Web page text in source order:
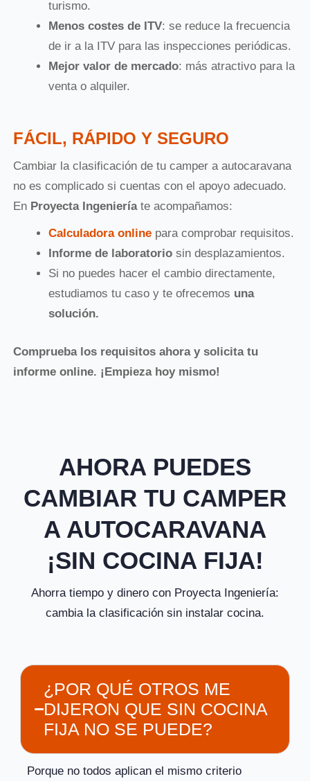
turismo.
Menos costes de ITV: se reduce la frecuencia
de ir a la ITV para las inspecciones periódicas.
Mejor valor de mercado: más atractivo para la
venta o alquiler.
FÁCIL, RÁPIDO Y SEGURO
Cambiar la clasificación de tu camper a autocaravana
no es complicado si cuentas con el apoyo adecuado.
En Proyecta Ingenieríate acompañamos:
Calculadora online para comprobar requisitos.
Informe de laboratorio sin desplazamientos.
Si no puedes hacer el cambio directamente,
estudiamos tu caso y te ofrecemos una
solución.
Comprueba los requisitos ahora y solicita tu
informe online. ¡Empieza hoy mismo!
AHORA PUEDES
CAMBIAR TU CAMPER
A AUTOCARAVANA
¡SIN COCINA FIJA!
Ahorra tiempo y dinero con Proyecta Ingeniería:
cambia la clasificación sin instalar cocina.
¿POR QUÉ OTROS ME
DIJERON QUE SIN COCINA
FIJA NO SE PUEDE?
Porque no todos aplican el mismo criterio